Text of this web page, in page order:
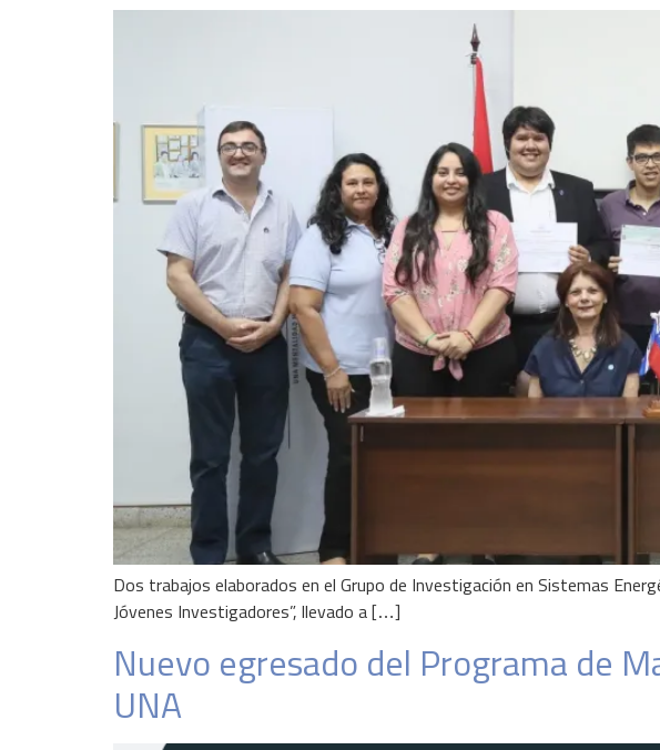
Dos trabajos elaborados en el Grupo de Investigación en Sistemas
Jóvenes Investigadores”, llevado a […]
Nuevo egresado del Programa de
UNA